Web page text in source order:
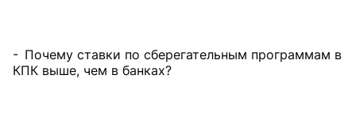
- Почему ставки по сберегательным программам в
КПК выше, чем в банках?